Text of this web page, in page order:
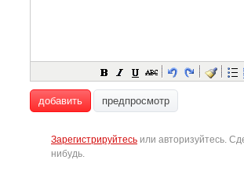
добавить предпросмотр
Зарегистрируйтесь или авторизуйтесь.
нибудь.